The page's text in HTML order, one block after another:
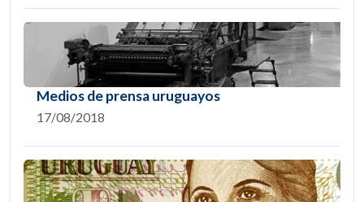
Medios de prensa uruguayos
17/08/2018